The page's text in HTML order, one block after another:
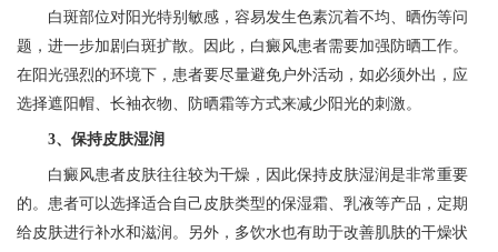
白斑部位对阳光特别敏感，容易发生色素沉着不均、晒伤等问
题，进一步加剧白斑扩散。因此，白癜风患者需要加强防晒工作。
在阳光强烈的环境下，患者要尽量避免户外活动，如必须外出，应
选择遮阳帽、长袖衣物、防晒霜等方式来减少阳光的刺激。
3、保持皮肤湿润
白癜风患者皮肤往往较为干燥，因此保持皮肤湿润是非常重要
的。患者可以选择适合自己皮肤类型的保湿霜、乳液等产品，定期
给皮肤进行补水和滋润。另外，多饮水也有助于改善肌肤的干燥状